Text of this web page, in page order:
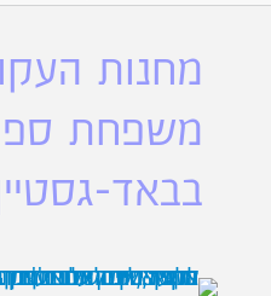
מחנות
משפחת
בבאד-גסטיין